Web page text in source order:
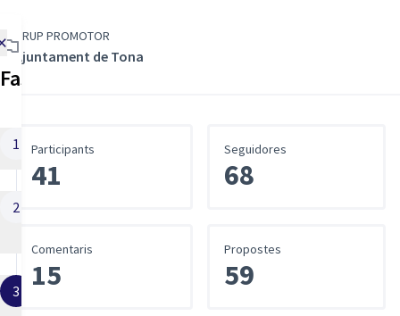
GRUP PROMOTOR
Ajuntament de Tona
Participants
41
Seguidores
68
Comentaris
15
Propostes
59
Fases del procés
1 Informació
01/04/2026 - 19/04/2026
2
20/04/2026 - 31/05/2026
3
Fase actual:
Validació tècnica